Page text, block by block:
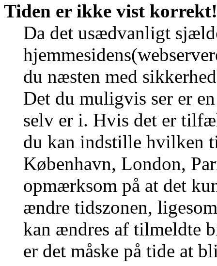
Tiden er ikke vist korrekt!
Da det usædvanligt
du næsten med
Det du muligvis ser er
selv er i. Hvis det er
du kan indstille hvilken
København, London,
opmærksom på at det
ændre tidszonen,
kan ændres af tilmeldte
er det måske på tide at